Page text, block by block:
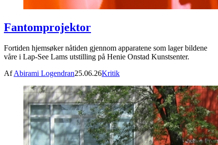
Fantomprojektor
Fortiden hjemsøker nåtiden gjennom apparatene som lager bildene
våre i Lap-See Lams utstilling på Henie Onstad Kunstsenter.
AfAbirami Logendran25.06.26Kritik